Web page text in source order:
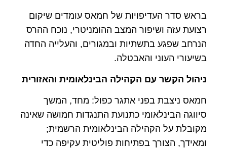
בראש סדר העדיפויות של חמאס עומדים שיקום
רצועת עזה ושיפור המצב ההומניטרי, נוכח ההרס
הנרחב שפגע בתשתיות ובמגורים, והעלייה החדה
בשיעורי העוני והאבטלה.
ניהול הקשר עם הקהילה הבינלאומית והאזורית
חמאס ניצבת בפני אתגר כפול: מחד, המשך
סיווגה הבינלאומי כתנועת התנגדות חמושה שאינה
מקובלת על הקהילה הבינלאומית הרשמית;
ומאידך, הצורך בפתיחות פוליטית עקיפה כדי